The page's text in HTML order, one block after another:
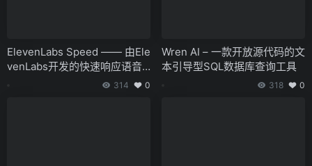
ElevenLabs Speed —— 由Ele
venLabs开发的快速响应语音
314 0
Wren AI – 一款开放源代码的文
本引导型SQL数据库查询工具
318 0